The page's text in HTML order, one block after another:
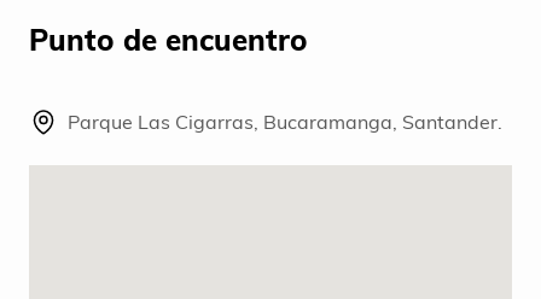
Punto de encuentro
Parque Las Cigarras, Bucaramanga, Santander.